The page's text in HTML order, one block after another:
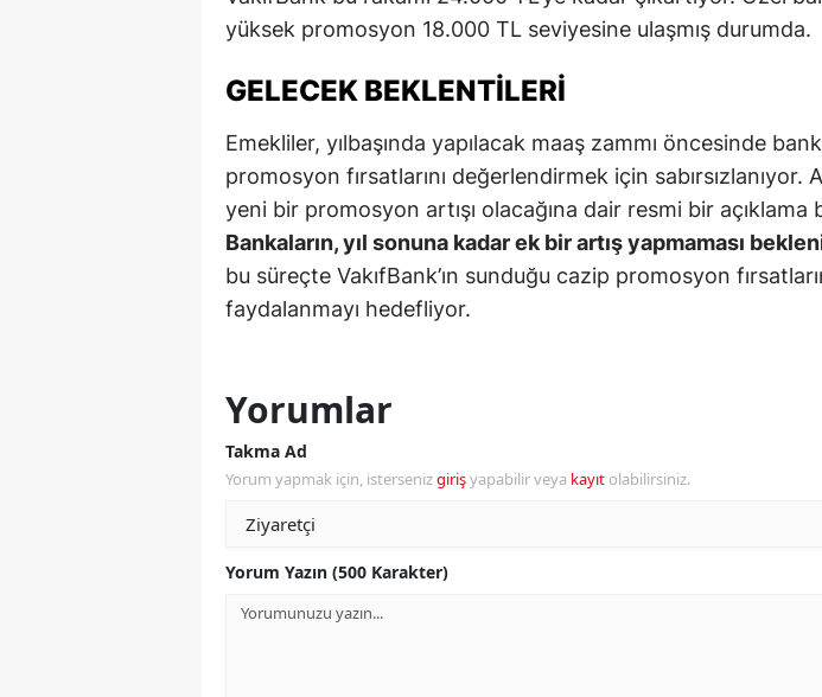
Malatya
Manisa
Mardin
Muğla
Muş
Rize
yüksek promosyon 18.000 TL seviyesine ulaşmış durumda.
GELECEK BEKLENTILERI
Emekliler, yılbaşında yapılacak maaş zammı öncesinde
promosyon fırsatlarını değerlendirmek için sabırsızlanıyor.
yeni bir promosyon artışı olacağına dair resmi bir açıklama
Bankaların, yıl sonuna kadar ek bir artış yapmaması
bu süreçte VakıfBank’ın sunduğu cazip promosyon
faydalanmayı hedefliyor.
Yorumlar
Takma Ad
Yorum yapmak için, istersenizgirişyapabilir veya kayıt olabilirsiniz.
Yorum Yazın (500 Karakter)